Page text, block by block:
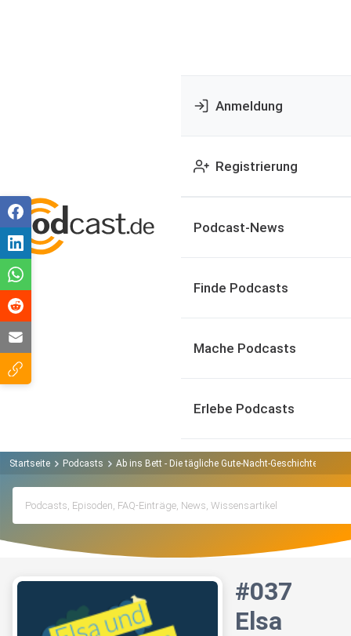
Anmeldung
Registrierung
Podcast-News
Finde Podcasts
Mache Podcasts
Erlebe Podcasts
Startseite Podcasts Ab ins Bett - Die tägliche Gute-Nacht-Geschichte
#037
Elsa